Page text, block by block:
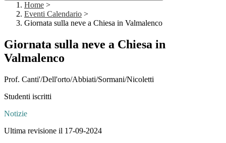
Home >
Eventi Calendario >
Giornata sulla neve a Chiesa in Valmalenco
Giornata sulla neve a Chiesa in
Valmalenco
Prof. Canti'/Dell'orto/Abbiati/Sormani/Nicoletti
Studenti iscritti
Notizie
Ultima revisione il 17-09-2024